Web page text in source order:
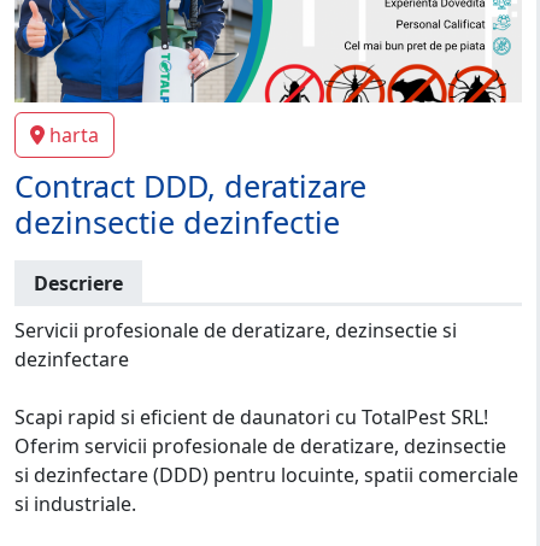
harta
Contract DDD, deratizare
dezinsectie dezinfectie
Descriere
Servicii profesionale de deratizare, dezinsectie si
dezinfectare
Scapi rapid si eficient de daunatori cu TotalPest SRL!
Oferim servicii profesionale de deratizare, dezinsectie
si dezinfectare (DDD) pentru locuinte, spatii comerciale
si industriale.